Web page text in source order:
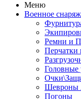
Меню
Военное
Ремни и
Перчатки
Головные
Шевроны
Погоны